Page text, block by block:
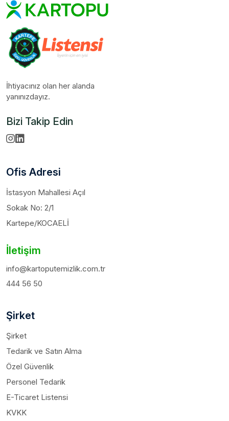
İhtiyacınız olan her alanda
yanınızdayız.
Bizi Takip Edin
Ofis Adresi
İstasyon Mahallesi Açıl
Sokak No: 2/1
Kartepe/KOCAELİ
İletişim
info@kartoputemizlik.com.tr
444 56 50
Şirket
Şirket
Tedarik ve Satın Alma
Özel Güvenlik
Personel Tedarik
E-Ticaret Listensi
KVKK